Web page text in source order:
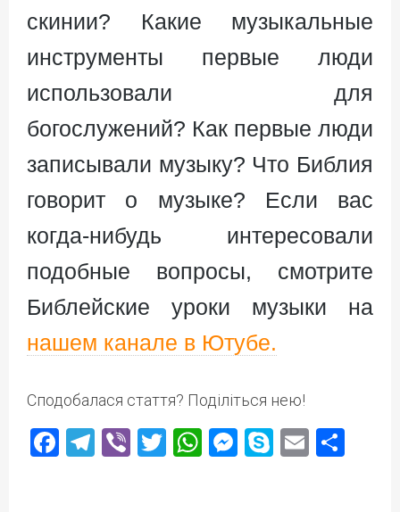
скинии? Какие музыкальные
инструменты первые люди
использовали для
богослужений? Как первые люди
записывали музыку? Что Библия
говорит о музыке? Если вас
когда-нибудь интересовали
подобные вопросы, смотрите
Библейские уроки музыки на
нашем канале в Ютубе.
Сподобалася стаття? Поділіться нею!
Facebook
Telegram
ViberTwitter
WhatsApp
Messenger
Skype
Email